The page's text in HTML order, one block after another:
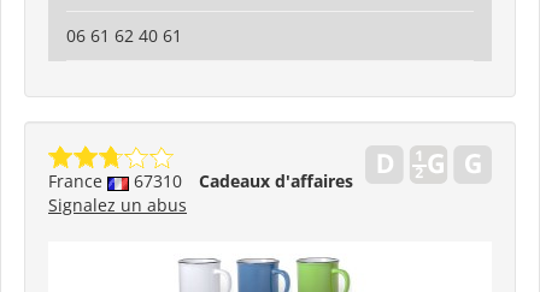
06 61 62 40 61
France 67310
Cadeaux d'affaires
Signalez un abus